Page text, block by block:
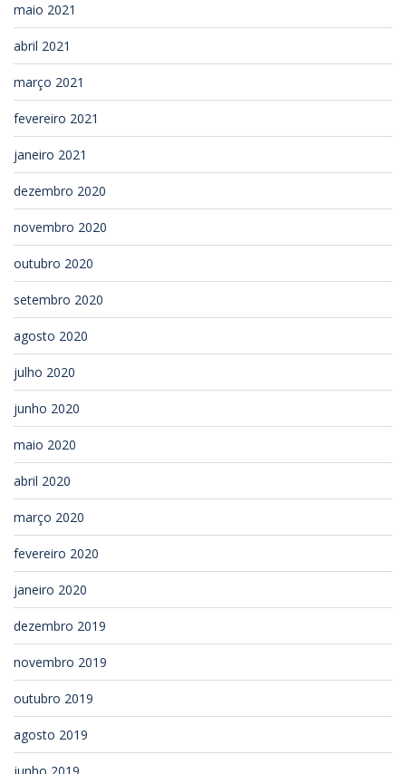
maio 2021
abril 2021
março 2021
fevereiro 2021
janeiro 2021
dezembro 2020
novembro 2020
outubro 2020
setembro 2020
agosto 2020
julho 2020
junho 2020
maio 2020
abril 2020
março 2020
fevereiro 2020
janeiro 2020
dezembro 2019
novembro 2019
outubro 2019
agosto 2019